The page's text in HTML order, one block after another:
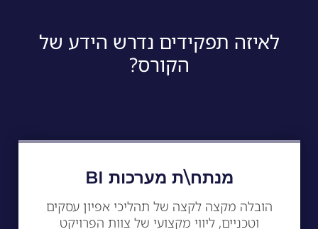
לאיזה תפקידים נדרש הידע של
הקורס?
מנתח\ת מערכות BI
הובלה מקצה לקצה של תהליכי אפיון עסקים
וטכניים, ליווי מקצועי של צוות הפרויקט